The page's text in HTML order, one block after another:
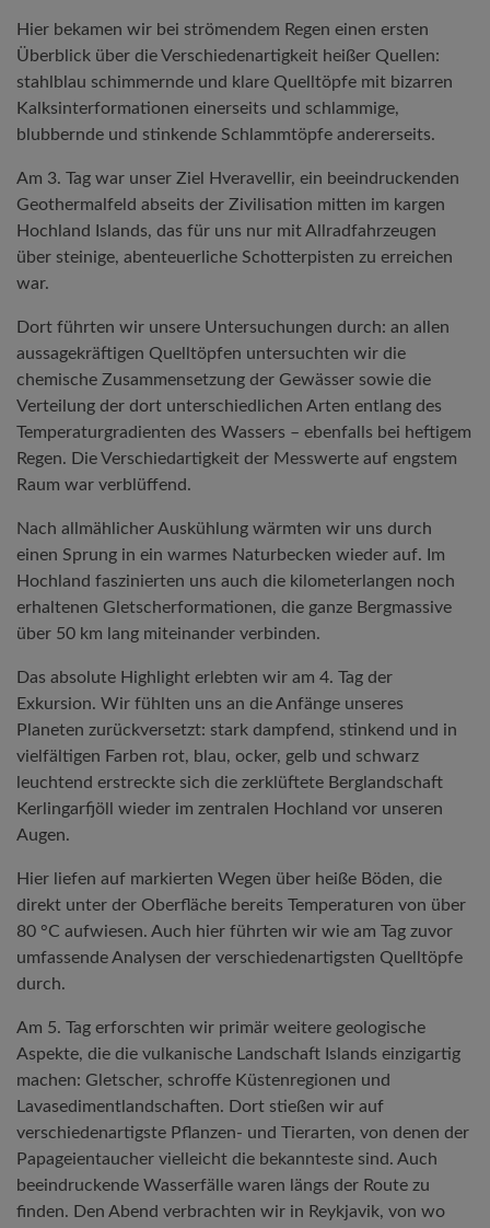
Hier bekamen wir bei strömendem Regen einen ersten
Überblick über die Verschiedenartigkeit heißer Quellen:
stahlblau schimmernde und klare Quelltöpfe mit bizarren
Kalksinterformationen einerseits und schlammige,
blubbernde und stinkende Schlammtöpfe andererseits.
Am 3. Tag war unser Ziel Hveravellir, ein beeindruckenden
Geothermalfeld abseits der Zivilisation mitten im kargen
Hochland Islands, das für uns nur mit Allradfahrzeugen
über steinige, abenteuerliche Schotterpisten zu erreichen
war.
Dort führten wir unsere Untersuchungen durch: an allen
aussagekräftigen Quelltöpfen untersuchten wir die
chemische Zusammensetzung der Gewässer sowie die
Verteilung der dort unterschiedlichen Arten entlang des
Temperaturgradienten des Wassers – ebenfalls bei heftigem
Regen. Die Verschiedartigkeit der Messwerte auf engstem
Raum war verblüffend.
Nach allmählicher Auskühlung wärmten wir uns durch
einen Sprung in ein warmes Naturbecken wieder auf. Im
Hochland faszinierten uns auch die kilometerlangen noch
erhaltenen Gletscherformationen, die ganze Bergmassive
über 50 km lang miteinander verbinden.
Das absolute Highlight erlebten wir am 4. Tag der
Exkursion. Wir fühlten uns an die Anfänge unseres
Planeten zurückversetzt: stark dampfend, stinkend und in
vielfältigen Farben rot, blau, ocker, gelb und schwarz
leuchtend erstreckte sich die zerklüftete Berglandschaft
Kerlingarfjöll wieder im zentralen Hochland vor unseren
Augen.
Hier liefen auf markierten Wegen über heiße Böden, die
direkt unter der Oberfläche bereits Temperaturen von über
80 °C aufwiesen. Auch hier führten wir wie am Tag zuvor
umfassende Analysen der verschiedenartigsten Quelltöpfe
durch.
Am 5. Tag erforschten wir primär weitere geologische
Aspekte, die die vulkanische Landschaft Islands einzigartig
machen: Gletscher, schroffe Küstenregionen und
Lavasedimentlandschaften. Dort stießen wir auf
verschiedenartigste Pflanzen- und Tierarten, von denen der
Papageientaucher vielleicht die bekannteste sind. Auch
beeindruckende Wasserfälle waren längs der Route zu
finden. Den Abend verbrachten wir in Reykjavik, von wo